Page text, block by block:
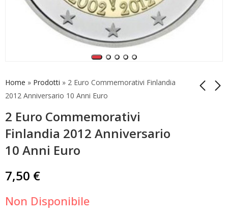
Home » Prodotti » 2 Euro Commemorativi Finlandia
2012 Anniversario 10 Anni Euro
2 Euro Commemorativi
Finlandia 2012 Anniversario
10 Anni Euro
Commemorativi
Estonia 2012
Commemorativi
Francia 2012
7,50 €
Non Disponibile